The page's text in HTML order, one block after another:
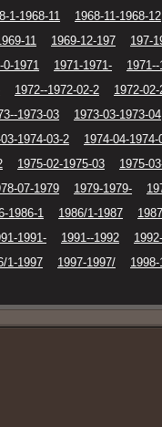
1-1968-11 1968-11-1968-12
11 1969-12-197 197-
0-1971 1971-1971-
1972--1972-02-2 1972-
1973-03 1973-03-1973-04
1974-03-2 1974-04-1974-
1975-02-1975-03 1975-
07-1979 1979-1979-
1986-1 1986/1-1987
1991- 1991--1992
1-1997 1997-1997/